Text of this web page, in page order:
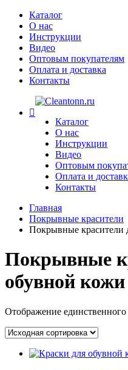
Перейти
содержимому
Каталог
О нас
Инструкции
Видео
Оптовым покупателям
Оплата и доставка
Контакты
контакте
Каталог
О нас
Инструкции
Видео
Оптовым
Оплата и
Контакты
Главная
Покрывные красители
Покрывные красители
Покрывные
обувной кожи
Отображение единственного